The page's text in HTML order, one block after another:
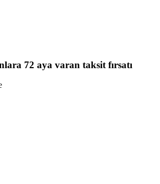
72 aya varan taksit fırsatı